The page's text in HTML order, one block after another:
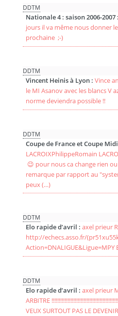
DDTM
Nationale 4 : saison 2006-
jours il va même nous donner
prochaine ;-)
DDTM
Vincent Heinis à Lyon :Vince
le MI Asanov avec les blancs V az-y Vince, une victoire et la
norme deviendra possible !!
DDTM
Coupe de France et Coupe
LACROIXPhilippeRomain LACROIX je disais pas ca pour
😉 pour nous ca change rien
remarque par rapport au
peux (…)
DDTM
Elo rapide d’avril :axel prieur Regarde si je suis sur la liste...
http://echecs.asso.fr/
DDTM
Elo rapide d’avril :axel prieur MAIS JE SUIS PAS
ARBITRE
VEUX SURTOUT PAS LE